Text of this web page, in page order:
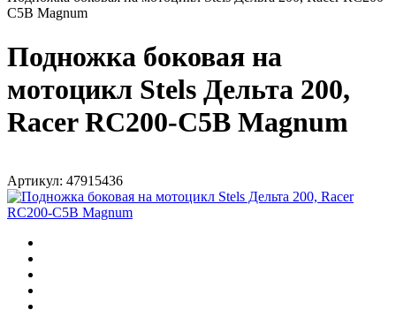
C5B Magnum
Подножка боковая на
мотоцикл Stels Дельта 200,
Racer RC200-C5B Magnum
Артикул: 47915436